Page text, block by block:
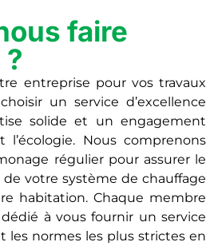
faire
entreprise pour vos travaux
un service d’excellence
solide et un engagement
Nous comprenons
régulier pour assurer le
votre système de chauffage
habitation. Chaque membre
à vous fournir un service
les normes les plus strictes en